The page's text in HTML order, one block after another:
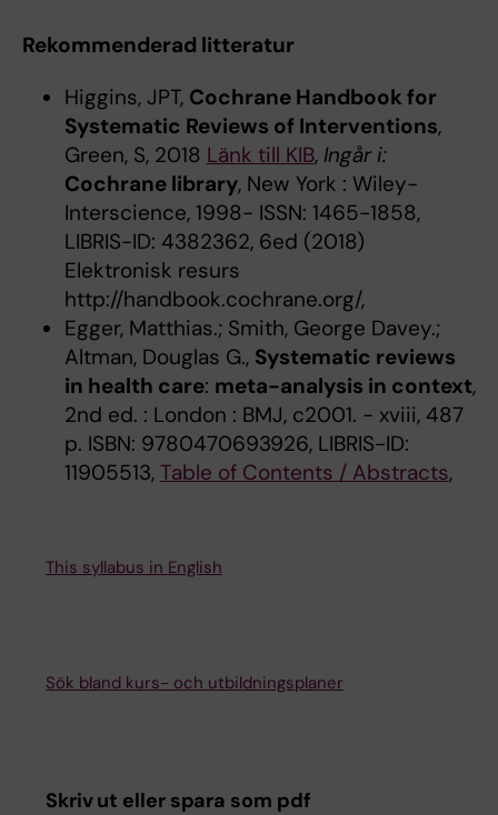
Rekommenderad litteratur
Higgins, JPT, Cochrane Handbook for
Systematic Reviews of Interventions,
Green, S, 2018 Länk till KIB, Ingår i:
Cochrane library, New York : Wiley-
Interscience, 1998- ISSN: 1465-1858,
LIBRIS-ID: 4382362, 6ed (2018)
Elektronisk resurs
http://handbook.cochrane.org/,
Egger, Matthias.; Smith, George Davey.;
Altman, Douglas G., Systematic reviews
in health care: meta-analysis in context,
2nd ed. : London : BMJ, c2001. - xviii, 487
p. ISBN: 9780470693926, LIBRIS-ID:
11905513, Table of Contents / Abstracts,
This syllabus in English
Sök bland kurs- och utbildningsplaner
Skriv ut eller spara som pdf